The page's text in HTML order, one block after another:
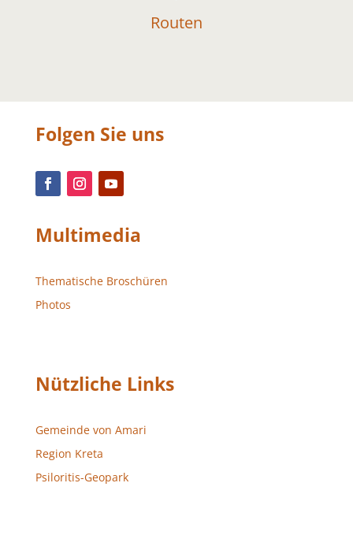
Routen
Folgen Sie uns
Multimedia
Thematische Broschüren
Photos
Nützliche Links
Gemeinde von Amari
Region Kreta
Psiloritis-Geopark